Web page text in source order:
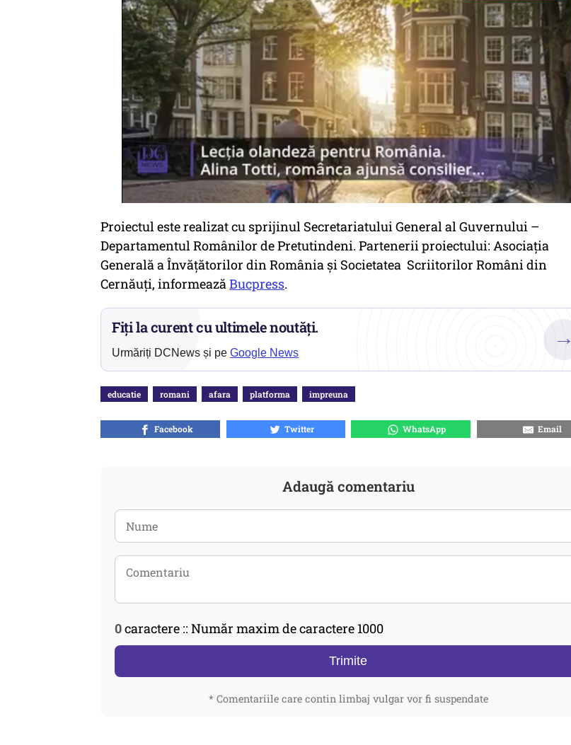
Proiectul este realizat cu sprijinul Secretariatului General al Guvernului –
Departamentul Românilor de Pretutindeni. Partenerii proiectului: Asociația
Generală a Învățătorilor din România și Societatea Scriitorilor Români din
Cernăuți, informeazăBucpress.
Fiți la curent cu ultimele noutăți.
Urmăriți DCNews și pe Google News
→
educatie romani afara platforma impreuna
Facebook Twitter WhatsApp Email
Adaugă comentariu
0caractere :: Număr maxim de caractere 1000
Trimite
* Comentariile care contin limbaj vulgar vor fi suspendate